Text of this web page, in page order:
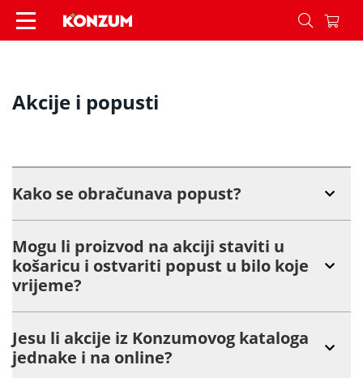
Akcije i popusti - Konzum
Akcije i popusti
Kako se obračunava popust?
Mogu li proizvod na akciji staviti u
košaricu i ostvariti popust u bilo koje
vrijeme?
Jesu li akcije iz Konzumovog kataloga
jednake i na online?